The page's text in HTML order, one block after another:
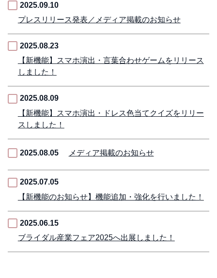
2025.09.10
プレスリリース発表／メディア掲載のお知らせ
2025.08.23
【新機能】スマホ演出・言葉合わせゲームをリリース
しました！
2025.08.09
【新機能】スマホ演出・ドレス色当てクイズをリリー
スしました！
2025.08.05 メディア掲載のお知らせ
2025.07.05
【新機能のお知らせ】機能追加・強化を行いました！
2025.06.15
ブライダル産業フェア2025へ出展しました！